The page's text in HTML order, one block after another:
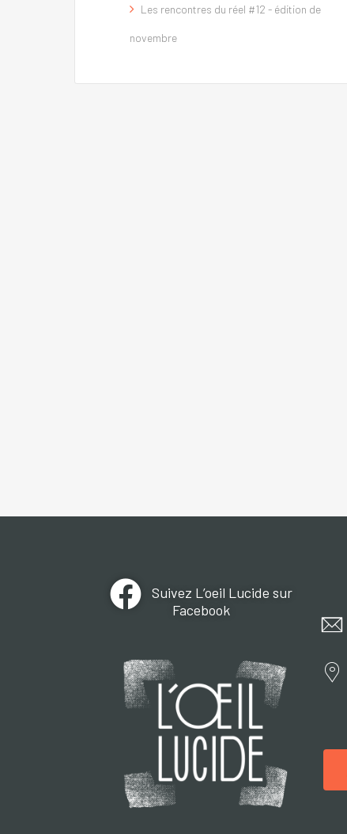
Les rencontres du réel #12 - édition de
novembre
Suivez L’oeil Lucide sur
Facebook